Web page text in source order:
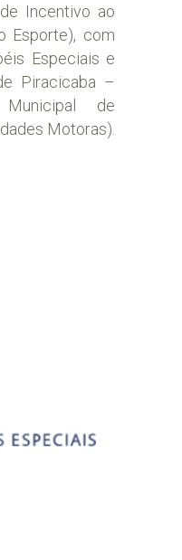
Incentivo ao
Esporte), com
Especiais e
Piracicaba –
de
Motoras).